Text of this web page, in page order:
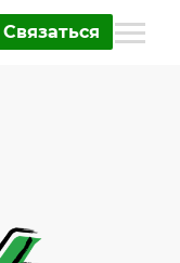
Связаться